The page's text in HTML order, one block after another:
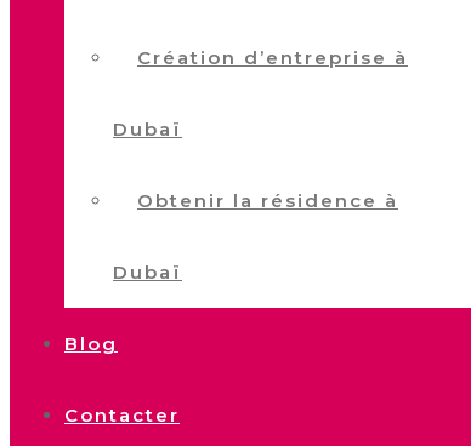
Création d’entreprise à
Dubaï
Obtenir la résidence à
Dubaï
Blog
Contacter